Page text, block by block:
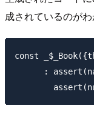
成されているのがわ
const
: